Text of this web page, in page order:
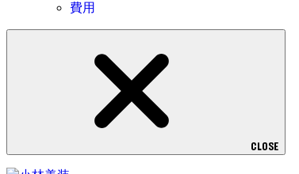
費用
CLOSE